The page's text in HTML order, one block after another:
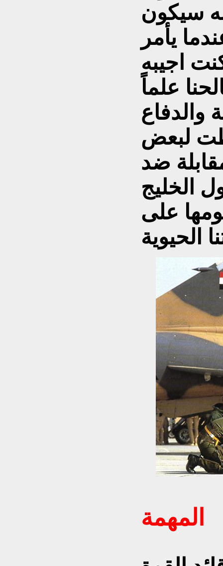
سيكون
يأمر
اجيبه
علماً
والدفاع
لبعض
ضد
الخليج
على
المهمة